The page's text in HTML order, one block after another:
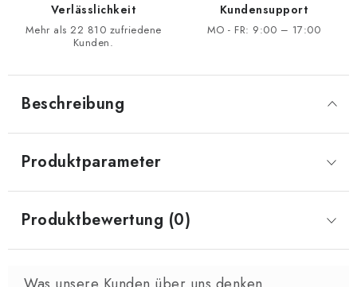
Verlässlichkeit
Mehr als 22 810 zufriedene
Kunden.
Kundensupport
MO - FR: 9:00 – 17:00
Beschreibung
Produktparameter
Produktbewertung (0)